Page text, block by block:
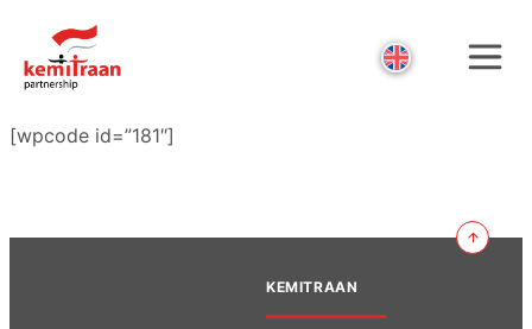
[wpcode id=”181″]
KEMITRAAN